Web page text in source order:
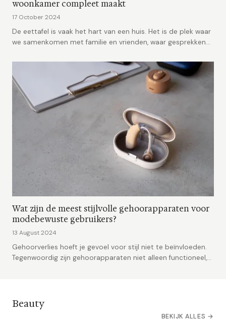
woonkamer compleet maakt
17 October 2024
De eettafel is vaak het hart van een huis. Het is de plek waar
we samenkomen met familie en vrienden, waar gesprekken
Wat zijn de meest stijlvolle gehoorapparaten voor
modebewuste gebruikers?
13 August 2024
Gehoorverlies hoeft je gevoel voor stijl niet te beïnvloeden.
Tegenwoordig zijn gehoorapparaten niet alleen functioneel,...
Beauty
BEKIJK ALLES →